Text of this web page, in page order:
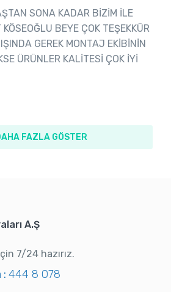
SONA KADAR BİZİM İLE
BEYE ÇOK TEŞEKKÜR
GEREK MONTAJ EKİBİNİN
ÜRÜNLER KALİTESİ ÇOK İYİ
FAZLA GÖSTER
A.Ş
7/24 hazırız.
: 444 8 078